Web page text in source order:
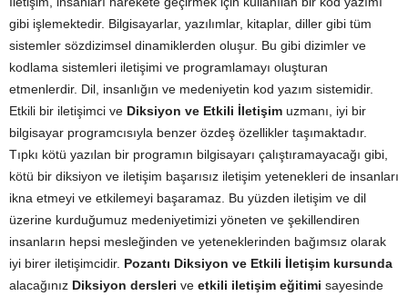
gibi işlemektedir. Bilgisayarlar, yazılımlar, kitaplar, diller gibi tüm
sistemler sözdizimsel dinamiklerden oluşur. Bu gibi dizimler ve
kodlama sistemleri iletişimi ve programlamayı oluşturan
etmenlerdir. Dil, insanlığın ve medeniyetin kod yazım sistemidir.
Etkili bir iletişimci ve Diksiyon ve Etkili İletişim uzmanı, iyi bir
bilgisayar programcısıyla benzer özdeş özellikler taşımaktadır.
Tıpkı kötü yazılan bir programın bilgisayarı çalıştıramayacağı gibi,
kötü bir diksiyon ve iletişim başarısız iletişim yetenekleri de insanları
ikna etmeyi ve etkilemeyi başaramaz. Bu yüzden iletişim ve dil
üzerine kurduğumuz medeniyetimizi yöneten ve şekillendiren
insanların hepsi mesleğinden ve yeteneklerinden bağımsız olarak
iyi birer iletişimcidir. Pozantı Diksiyon ve Etkili İletişim kursunda
alacağınız Diksiyon dersleri ve etkili iletişim eğitimi sayesinde